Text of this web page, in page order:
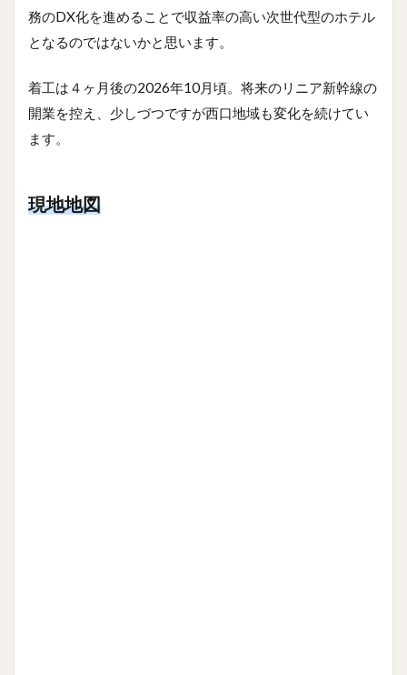
務のDX化を進めることで収益率の高い次世代型のホテル
となるのではないかと思います。
着工は４ヶ月後の2026年10月頃。将来のリニア新幹線の
開業を控え、少しづつですが西口地域も変化を続けてい
ます。
現地地図